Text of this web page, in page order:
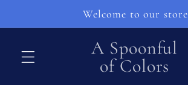
au
Welcome to our store
A Spoonful
of Colors